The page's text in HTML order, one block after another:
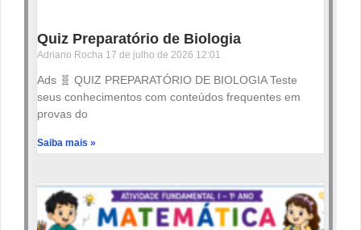
Quiz Preparatório de Biologia
Adriano Rocha 17 de julho de 2026 12:01
Ads 🧬 QUIZ PREPARATÓRIO DE BIOLOGIA Teste
seus conhecimentos com conteúdos frequentes em
provas do
Saiba mais »